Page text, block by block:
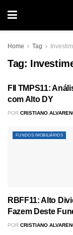
Home Tag
Tag:
FUNDOS IMOBILIÁRIOS
FII TMPS11:
com Alto DY
POR CRISTIANO
FUNDOS IMOBILIÁRIOS
FUNDOS IMOBILIÁRIOS
RBFF11: Alto
Fazem Deste
POR CRISTIANO